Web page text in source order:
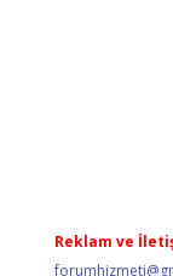
Reklam ve